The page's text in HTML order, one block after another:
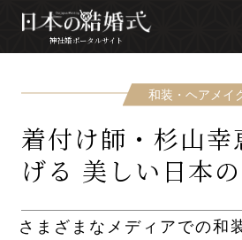
神社婚ポータルサ
J P E
神社婚ポータルサイト
和装・ヘアメイ
着付け師・杉山幸
げる 美しい日本
さまざまなメディアでの和